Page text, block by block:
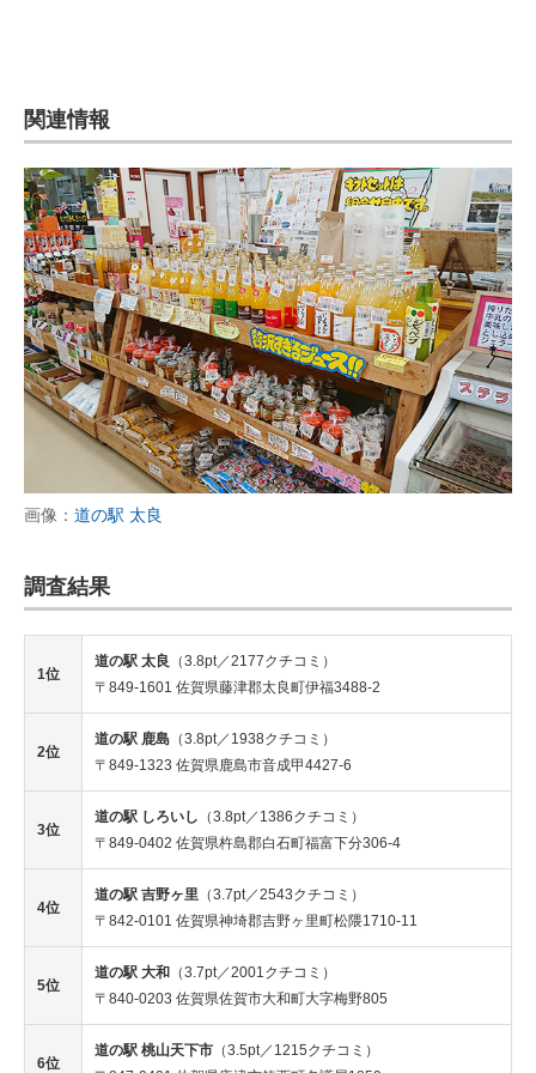
関連情報
画像： 道の駅 太良
調査結果
1位
道の駅 太良 （3.8pt／2177クチコミ）
〒849-1601 佐賀県藤津郡太良町伊福3488-2
2位
道の駅 鹿島 （3.8pt／1938クチコミ）
〒849-1323 佐賀県鹿島市音成甲4427-6
3位
道の駅 しろいし （3.8pt／1386クチコミ）
〒849-0402 佐賀県杵島郡白石町福富下分306-4
4位
道の駅 吉野ヶ里 （3.7pt／2543クチコミ）
〒842-0101 佐賀県神埼郡吉野ヶ里町松隈1710-11
5位
道の駅 大和
（3.7pt／2001クチコミ）
〒840-0203 佐賀県佐賀市大和町大字梅野805
6位
道の駅 桃山天下市 （3.5pt／1215クチコミ）